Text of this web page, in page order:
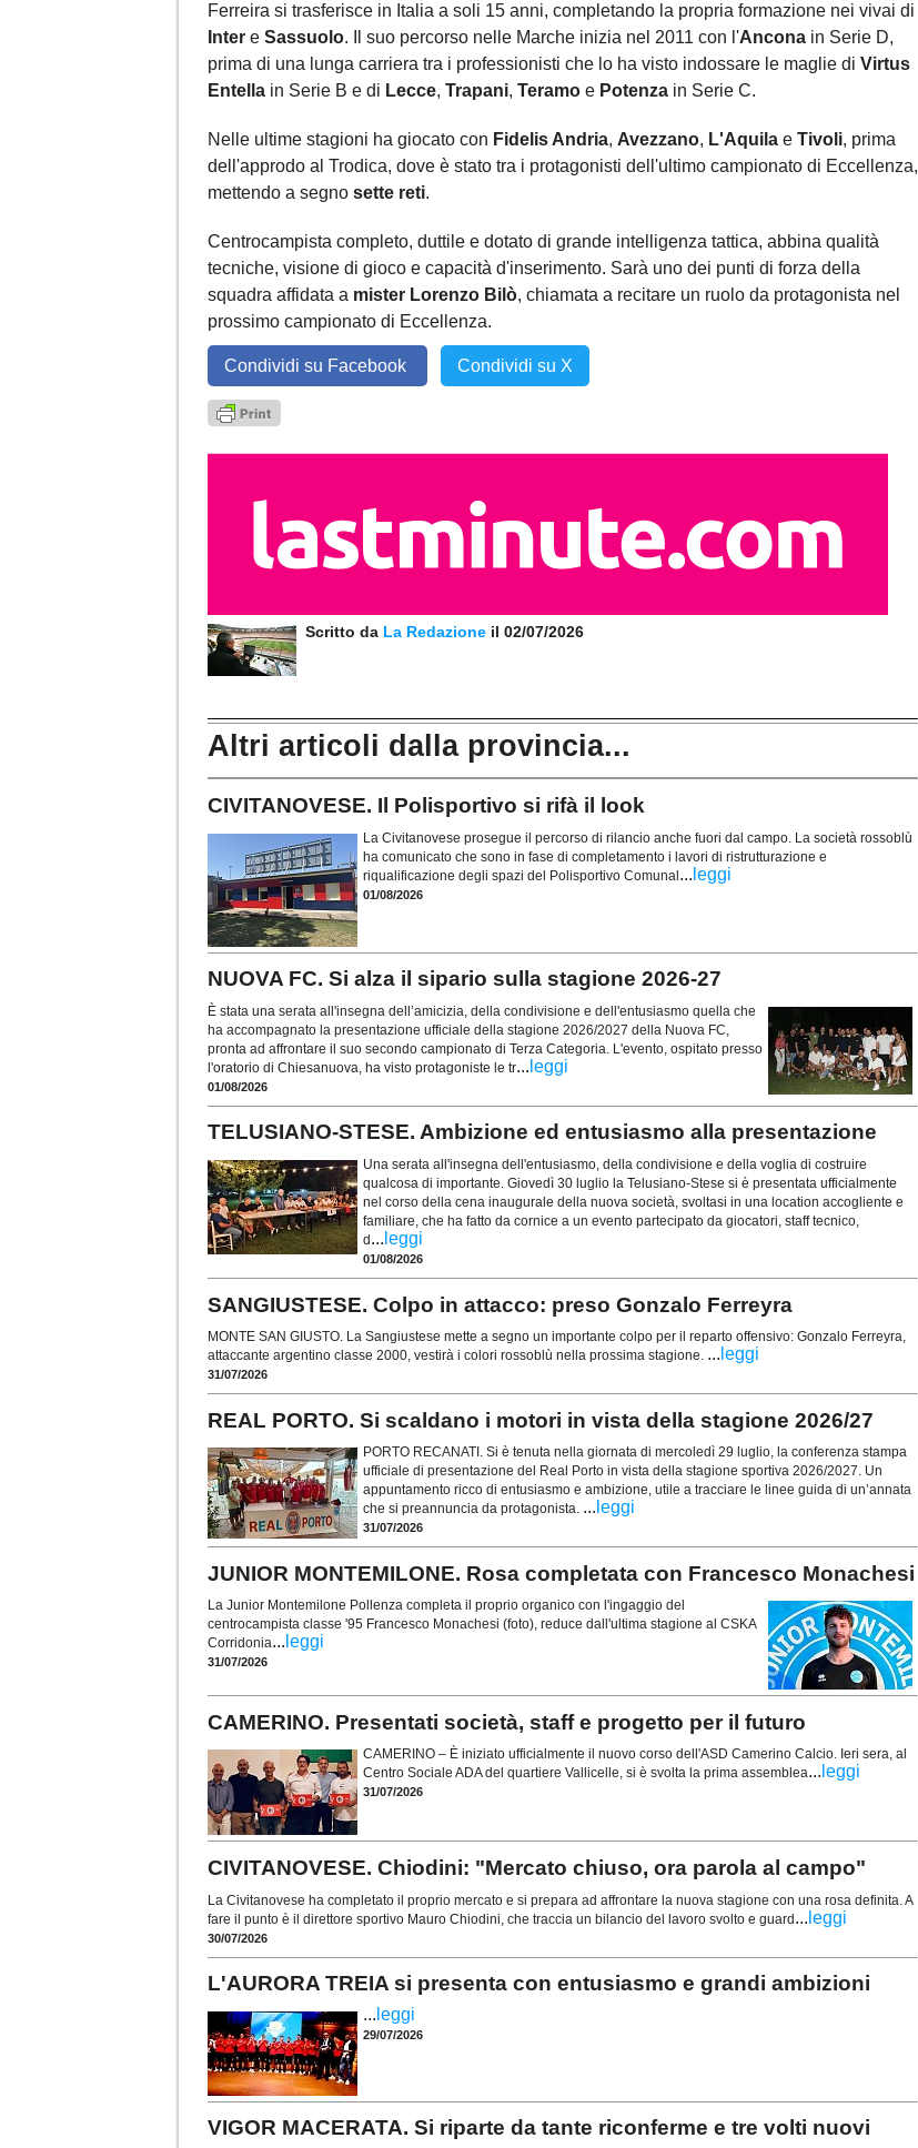
Ferreira si trasferisce in Italia a soli 15 anni, completando la propria formazione nei vivai di
Inter e Sassuolo. Il suo percorso nelle Marche inizia nel 2011 con l'Ancona in Serie D,
prima di una lunga carriera tra i professionisti che lo ha visto indossare le maglie di Virtus
Entella in Serie B e di Lecce, Trapani, Teramo e Potenza in Serie C.
Nelle ultime stagioni ha giocato con Fidelis Andria, Avezzano, L'Aquila e Tivoli, prima
dell'approdo al Trodica, dove è stato tra i protagonisti dell'ultimo campionato di Eccellenza,
mettendo a segno sette reti.
Centrocampista completo, duttile e dotato di grande intelligenza tattica, abbina qualità
tecniche, visione di gioco e capacità d'inserimento. Sarà uno dei punti di forza della
squadra affidata a mister Lorenzo Bilò, chiamata a recitare un ruolo da protagonista nel
prossimo campionato di Eccellenza.
Condividi su Facebook Condividi su X
Scritto da La Redazione il 02/07/2026
Altri articoli dalla provincia...
CIVITANOVESE. Il Polisportivo si rifà il look
La Civitanovese prosegue il percorso di rilancio anche fuori dal campo. La società rossoblù
ha comunicato che sono in fase di completamento i lavori di ristrutturazione e
riqualificazione degli spazi del Polisportivo Comunal... leggi
01/08/2026
NUOVA FC. Si alza il sipario sulla stagione 2026-27
È stata una serata all'insegna dell’amicizia, della condivisione e dell'entusiasmo quella che
ha accompagnato la presentazione ufficiale della stagione 2026/2027 della Nuova FC,
pronta ad affrontare il suo secondo campionato di Terza Categoria. L'evento, ospitato presso
l'oratorio di Chiesanuova, ha visto protagoniste le tr... leggi
01/08/2026
TELUSIANO-STESE. Ambizione ed entusiasmo alla presentazione
Una serata all'insegna dell'entusiasmo, della condivisione e della voglia di costruire
qualcosa di importante. Giovedì 30 luglio la Telusiano-Stese si è presentata ufficialmente
nel corso della cena inaugurale della nuova società, svoltasi in una location accogliente e
familiare, che ha fatto da cornice a un evento partecipato da giocatori, staff tecnico,
d... leggi
01/08/2026
SANGIUSTESE. Colpo in attacco: preso Gonzalo Ferreyra
MONTE SAN GIUSTO. La Sangiustese mette a segno un importante colpo per il reparto offensivo: Gonzalo Ferreyra,
attaccante argentino classe 2000, vestirà i colori rossoblù nella prossima stagione. ... leggi
31/07/2026
REAL PORTO. Si scaldano i motori in vista della stagione 2026/27
PORTO RECANATI. Si è tenuta nella giornata di mercoledì 29 luglio, la conferenza stampa
ufficiale di presentazione del Real Porto in vista della stagione sportiva 2026/2027. Un
appuntamento ricco di entusiasmo e ambizione, utile a tracciare le linee guida di un’annata
che si preannuncia da protagonista. ... leggi
31/07/2026
JUNIOR MONTEMILONE. Rosa completata con Francesco Monachesi
La Junior Montemilone Pollenza completa il proprio organico con l'ingaggio del
centrocampista classe '95 Francesco Monachesi (foto), reduce dall'ultima stagione al CSKA
Corridonia... leggi
31/07/2026
CAMERINO. Presentati società, staff e progetto per il futuro
CAMERINO – È iniziato ufficialmente il nuovo corso dell'ASD Camerino Calcio. Ieri sera, al
Centro Sociale ADA del quartiere Vallicelle, si è svolta la prima assemblea... leggi
31/07/2026
CIVITANOVESE. Chiodini: "Mercato chiuso, ora parola al campo"
La Civitanovese ha completato il proprio mercato e si prepara ad affrontare la nuova stagione con una rosa definita. A
fare il punto è il direttore sportivo Mauro Chiodini, che traccia un bilancio del lavoro svolto e guard... leggi
30/07/2026
L'AURORA TREIA si presenta con entusiasmo e grandi ambizioni
... leggi
29/07/2026
VIGOR MACERATA. Si riparte da tante riconferme e tre volti nuovi